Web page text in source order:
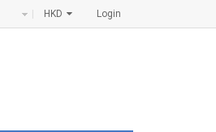
Login
HKD